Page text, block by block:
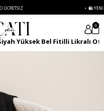
• 🛍️ YENI SEZON
0